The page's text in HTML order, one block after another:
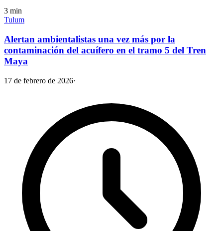
3 min
Tulum
Alertan ambientalistas una vez más por la
contaminación del acuífero en el tramo 5 del Tren
Maya
17 de febrero de 2026·